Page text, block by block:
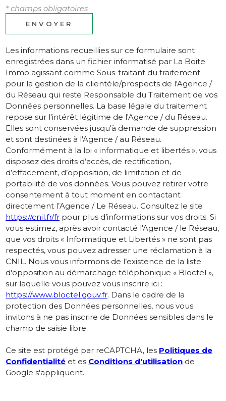
* champs obligatoires
ENVOYER
Les informations recueillies sur ce formulaire sont
enregistrées dans un fichier informatisé par La Boite
Immo agissant comme Sous-traitant du traitement
pour la gestion de la clientèle/prospects de l'Agence /
du Réseau qui reste Responsable du Traitement de vos
Données personnelles. La base légale du traitement
repose sur l'intérêt légitime de l'Agence / du Réseau.
Elles sont conservées jusqu'à demande de suppression
et sont destinées à l'Agence / au Réseau.
Conformément à la loi « informatique et libertés », vous
disposez des droits d’accès, de rectification,
d’effacement, d’opposition, de limitation et de
portabilité de vos données. Vous pouvez retirer votre
consentement à tout moment en contactant
directement l’Agence / Le Réseau. Consultez le site
https://cnil.fr/fr pour plus d’informations sur vos droits. Si
vous estimez, après avoir contacté l'Agence / le Réseau,
que vos droits « Informatique et Libertés » ne sont pas
respectés, vous pouvez adresser une réclamation à la
CNIL. Nous vous informons de l’existence de la liste
d'opposition au démarchage téléphonique « Bloctel »,
sur laquelle vous pouvez vous inscrire ici :
https://www.bloctel.gouv.fr. Dans le cadre de la
protection des Données personnelles, nous vous
invitons à ne pas inscrire de Données sensibles dans le
champ de saisie libre.
Ce site est protégé par reCAPTCHA, les Politiques de
Confidentialité et es Conditions d'utilisation de
Google s'appliquent.